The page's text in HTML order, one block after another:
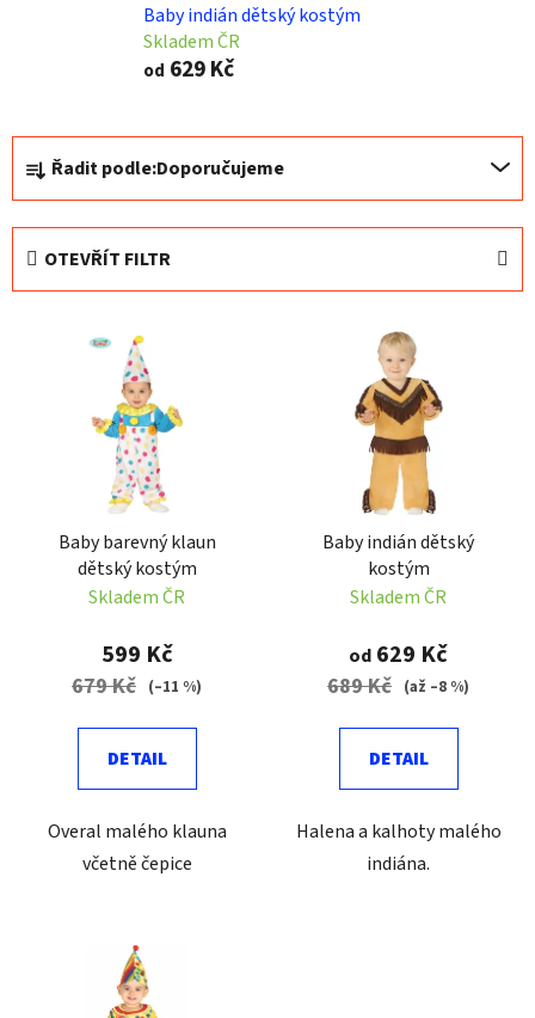
Baby indián dětský kostým
Skladem ČR
od 629 Kč
Ř
a
z
Řadit podle:Doporučujeme
OTEVŘÍT FILTR
Baby barevný klaun
dětský kostým
Skladem ČR
599 Kč
679 Kč (–11 %)
DETAIL
Overal malého klauna
včetně čepice
Baby indián dětský
kostým
Skladem ČR
od 629 Kč
689 Kč (až –8 %)
DETAIL
Halena a kalhoty malého
indiána.